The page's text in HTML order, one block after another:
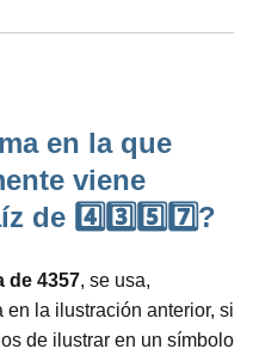
en la que
viene
de 4️⃣3️⃣5️⃣7️⃣?
de 4357, se usa,
la ilustración anterior, si
de ilustrar en un símbolo